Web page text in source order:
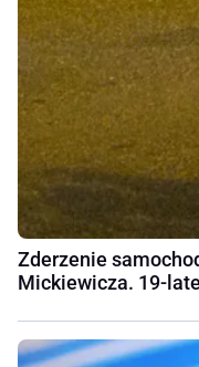
Zderzenie
Mickiewicza. 19-